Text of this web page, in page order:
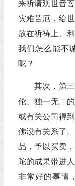
来祈请观世音
灾难苦厄，给
放在祈祷上、
我们怎么能不
呢？
其次，第
伦、独一无二
或有关公司得
佛没有关系了
品，予以买卖
陀的成果带进
非常好的事情